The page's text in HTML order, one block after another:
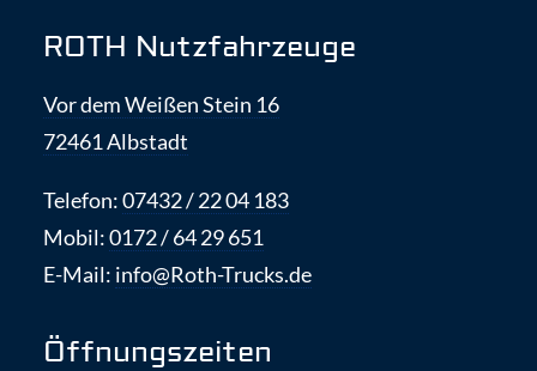
ROTH Nutzfahrzeuge
Vor dem Weißen Stein 16
72461 Albstadt
Telefon:07432 / 22 04 183
Mobil:0172 / 64 29 651
E-Mail: info@Roth-Trucks.de
Öffnungszeiten